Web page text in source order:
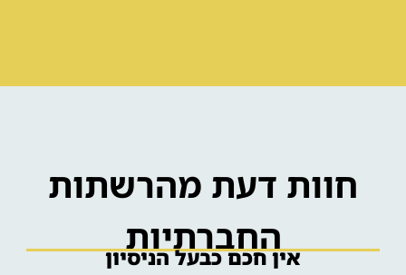
חוות דעת מהרשתות
החברתיות
אין חכם כבעל הניסיון